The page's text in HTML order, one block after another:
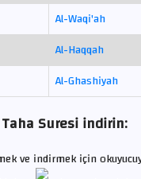
Al-Waqi'ah
Al-Haqqah
Al-Ghashiyah
Suresi indirin:
ve indirmek için